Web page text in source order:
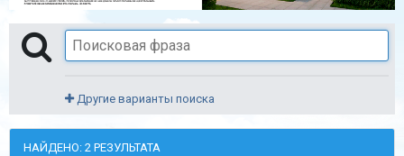
Другие варианты поиска
НАЙДЕНО: 2 РЕЗУЛЬТАТА